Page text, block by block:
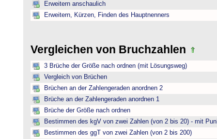
Erweitern anschaulich
Erweitern, Kürzen, Finden des Hauptnenners
Vergleichen von Bruchzahlen
3 Brüche der Größe nach ordnen (mit Lösungsweg)
Vergleich von Brüchen
Brüchen an der Zahlengeraden anordnen 2
Brüche an der Zahlengeraden anordnen 1
Brüche der Größe nach ordnen
Bestimmen des kgV von zwei Zahlen (von 2 bis 20) - mit
Bestimmen des ggT von zwei Zahlen (von 2 bis 200)